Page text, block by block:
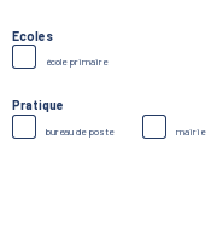
Ecoles
école primaire
Pratique
bureau de poste mairie